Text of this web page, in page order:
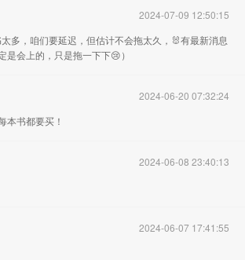
2024-07-09 12:50:15
多，咱们要延迟，但估计不会拖太久，🐰有最新消息
会上的，只是拖一下下😢）
2024-06-20 07:32:24
本书都要买！
2024-06-08 23:40:13
2024-06-07 17:41:55